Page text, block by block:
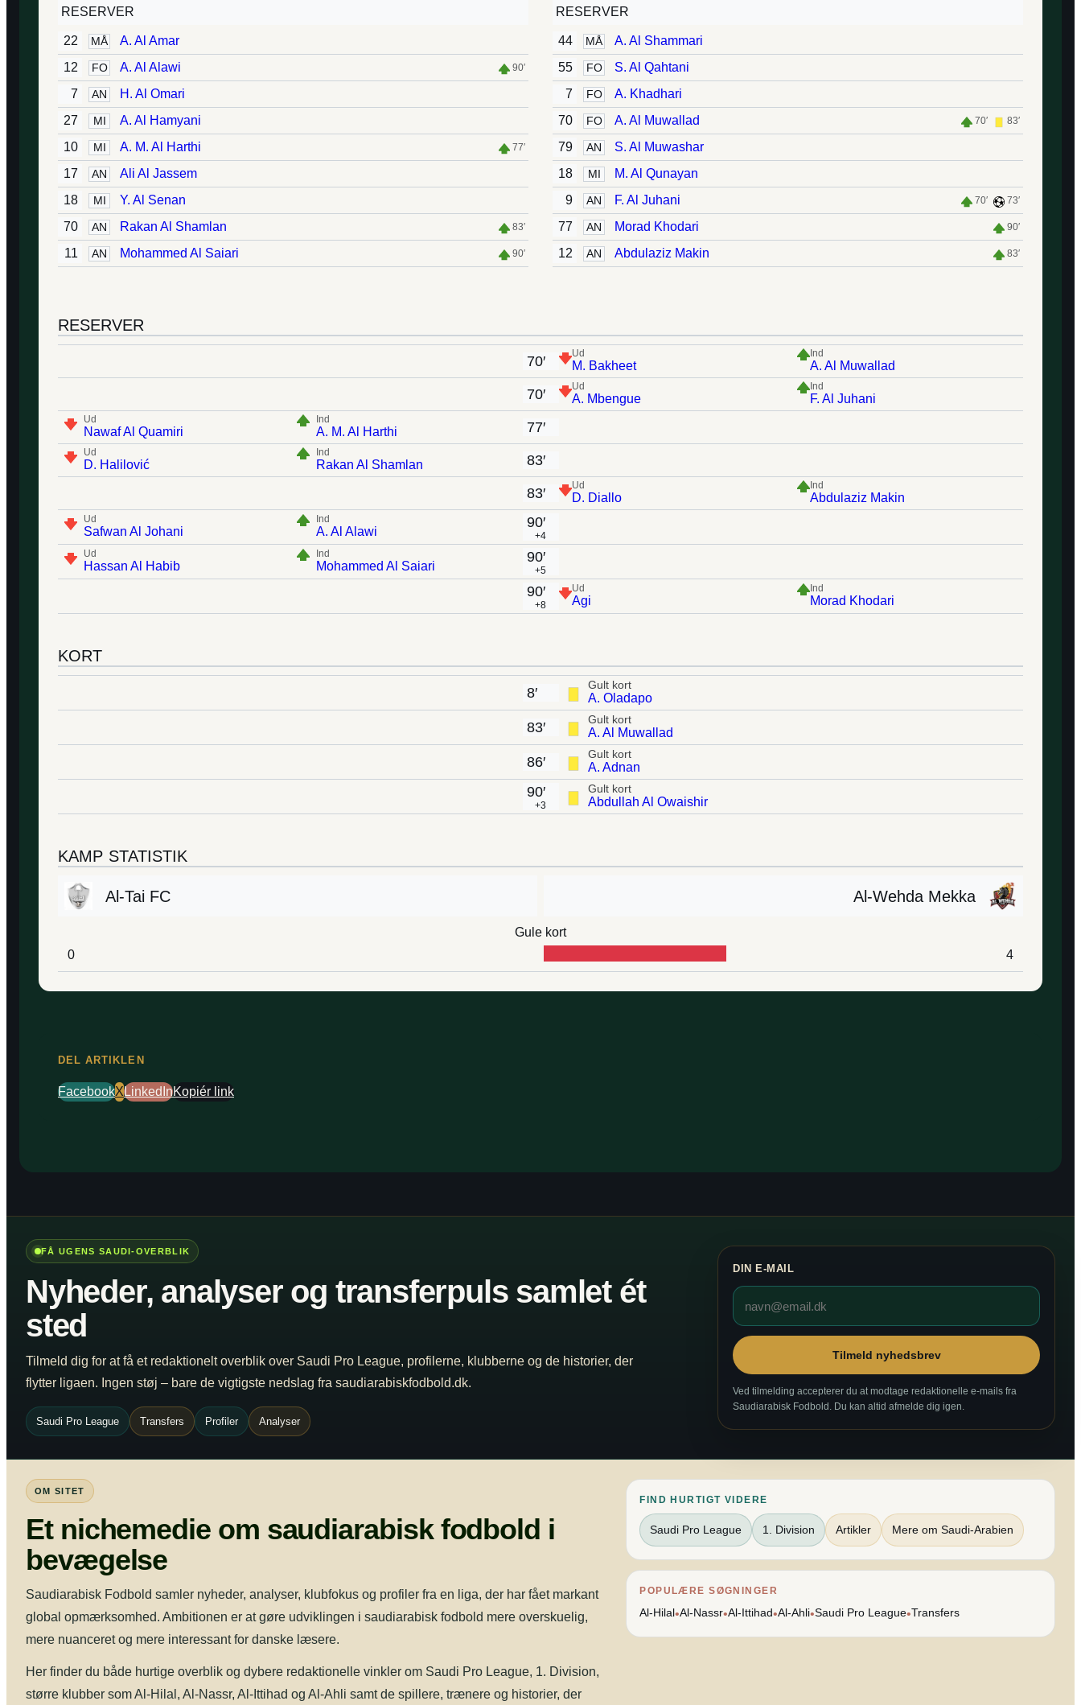
RESERVER
22 MÅ
A. Al Amar
12
FO A. Al Alawi 90′
7 AN
H. Al Omari
27
MI
A. Al Hamyani
10
MI A. M. Al Harthi 77′
17 AN
Ali Al Jassem
18
MI
Y. Al Senan
70
AN Rakan Al Shamlan 83′
11 AN Mohammed Al Saiari 90′
RESERVER
44 MÅ
A. Al Shammari
55
FO
S. Al Qahtani
7
FO
A. Khadhari
70
FO A. Al Muwallad 70′ 83′
79 AN
S. Al Muwashar
18
MI
M. Al Qunayan
9
AN F. Al Juhani 70′ 73′
77 AN Morad Khodari 90′
12 AN Abdulaziz Makin 83′
RESERVER
70′ Ud
M. Bakheet
Ind
A. Al Muwallad
70′ Ud
A. Mbengue
Ind
F. Al Juhani
Ud
Nawaf Al Quamiri
Ind
A. M. Al Harthi 77′
Ud
D. Halilović
Ind
Rakan Al Shamlan 83′
83′ Ud
D. Diallo
Ind
Abdulaziz Makin
Ud
Safwan Al Johani
Ind
A. Al Alawi
90′
+4
Ud
Hassan Al Habib
Ind
Mohammed Al Saiari
90′
+5
90′
+8
Ud
Agi
Ind
Morad Khodari
KORT
8′ Gult kort
A. Oladapo
83′ Gult kort
A. Al Muwallad
86′ Gult kort
A. Adnan
90′
+3
Gult kort
Abdullah Al Owaishir
KAMP STATISTIK
Al-Tai FC Al-Wehda Mekka
Gule kort
0
4
DEL ARTIKLEN
FacebookXLinkedInKopiér link
FÅ UGENS SAUDI-OVERBLIK
Nyheder, analyser og transferpuls samlet ét
sted
Tilmeld dig for at få et redaktionelt overblik over Saudi Pro League, profilerne, klubberne og de historier, der
flytter ligaen. Ingen støj – bare de vigtigste nedslag fra saudiarabiskfodbold.dk.
Saudi Pro League Transfers Profiler Analyser
DIN E-MAIL
Tilmeld nyhedsbrev
Ved tilmelding accepterer du at modtage redaktionelle e-mails fra
Saudiarabisk Fodbold. Du kan altid afmelde dig igen.
OM SITET
Et nichemedie om saudiarabisk fodbold i
bevægelse
Saudiarabisk Fodbold samler nyheder, analyser, klubfokus og profiler fra en liga, der har fået markant
global opmærksomhed. Ambitionen er at gøre udviklingen i saudiarabisk fodbold mere overskuelig,
mere nuanceret og mere interessant for danske læsere.
Her finder du både hurtige overblik og dybere redaktionelle vinkler om Saudi Pro League, 1. Division,
større klubber som Al-Hilal, Al-Nassr, Al-Ittihad og Al-Ahli samt de spillere, trænere og historier, der
FIND HURTIGT VIDERE
Saudi Pro League 1. Division Artikler Mere om Saudi-Arabien
POPULÆRE SØGNINGER
Al-Hilal•Al-Nassr•Al-Ittihad•Al-Ahli•Saudi Pro League•Transfers